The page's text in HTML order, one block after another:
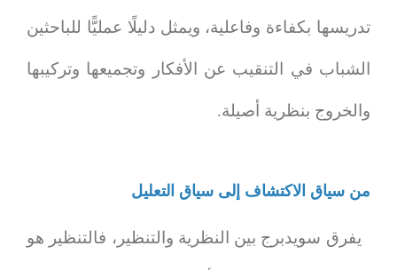
تدريسها بكفاءة وفاعلية، ويمثل دليلًا عمليًّا للباحثين
الشباب في التنقيب عن الأفكار وتجميعها وتركيبها
والخروج بنظرية أصيلة.
من سياق الاكتشاف إلى سياق التعليل
يفرق سويدبرج بين النظرية والتنظير، فالتنظير هو